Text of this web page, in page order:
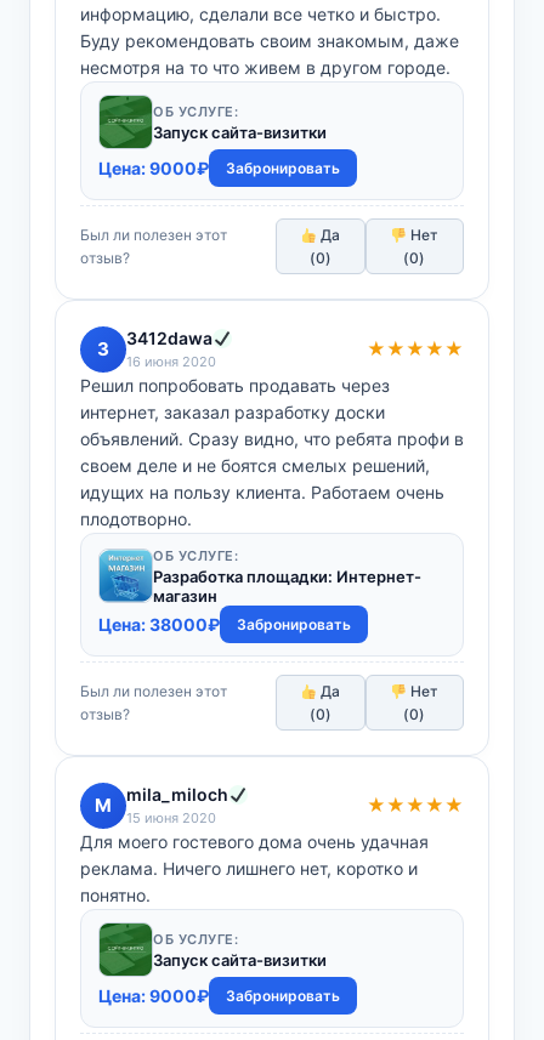
информацию, сделали все четко и быстро.
Буду рекомендовать своим знакомым, даже
несмотря на то что живем в другом городе.
ОБ УСЛУГЕ:
Запуск сайта-визитки
Цена:9000₽ Забронировать
Был ли полезен этот
отзыв?
Да
(0)
Нет
(0)
3 3412dawa
16 июня 2020
★★★★★
Решил попробовать продавать через
интернет, заказал разработку доски
объявлений. Сразу видно, что ребята профи в
своем деле и не боятся смелых решений,
идущих на пользу клиента. Работаем очень
плодотворно.
ОБ УСЛУГЕ:
Разработка площадки: Интернет-
магазин
Цена:38000₽ Забронировать
Был ли полезен этот
отзыв?
Да
(0)
Нет
(0)
M mila_miloch
15 июня 2020
★★★★★
Для моего гостевого дома очень удачная
реклама. Ничего лишнего нет, коротко и
понятно.
ОБ УСЛУГЕ:
Запуск сайта-визитки
Цена:9000₽ Забронировать